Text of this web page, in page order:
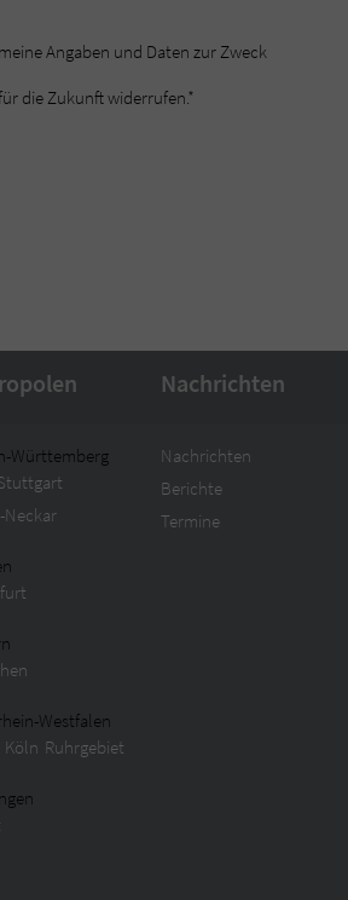
Angaben und Daten zur Zweck
die Zukunft widerrufen.*
Nachrichten
Württemberg
Neckar
Westfalen
Köln Ruhrgebiet
Nachrichten
Berichte
Termine